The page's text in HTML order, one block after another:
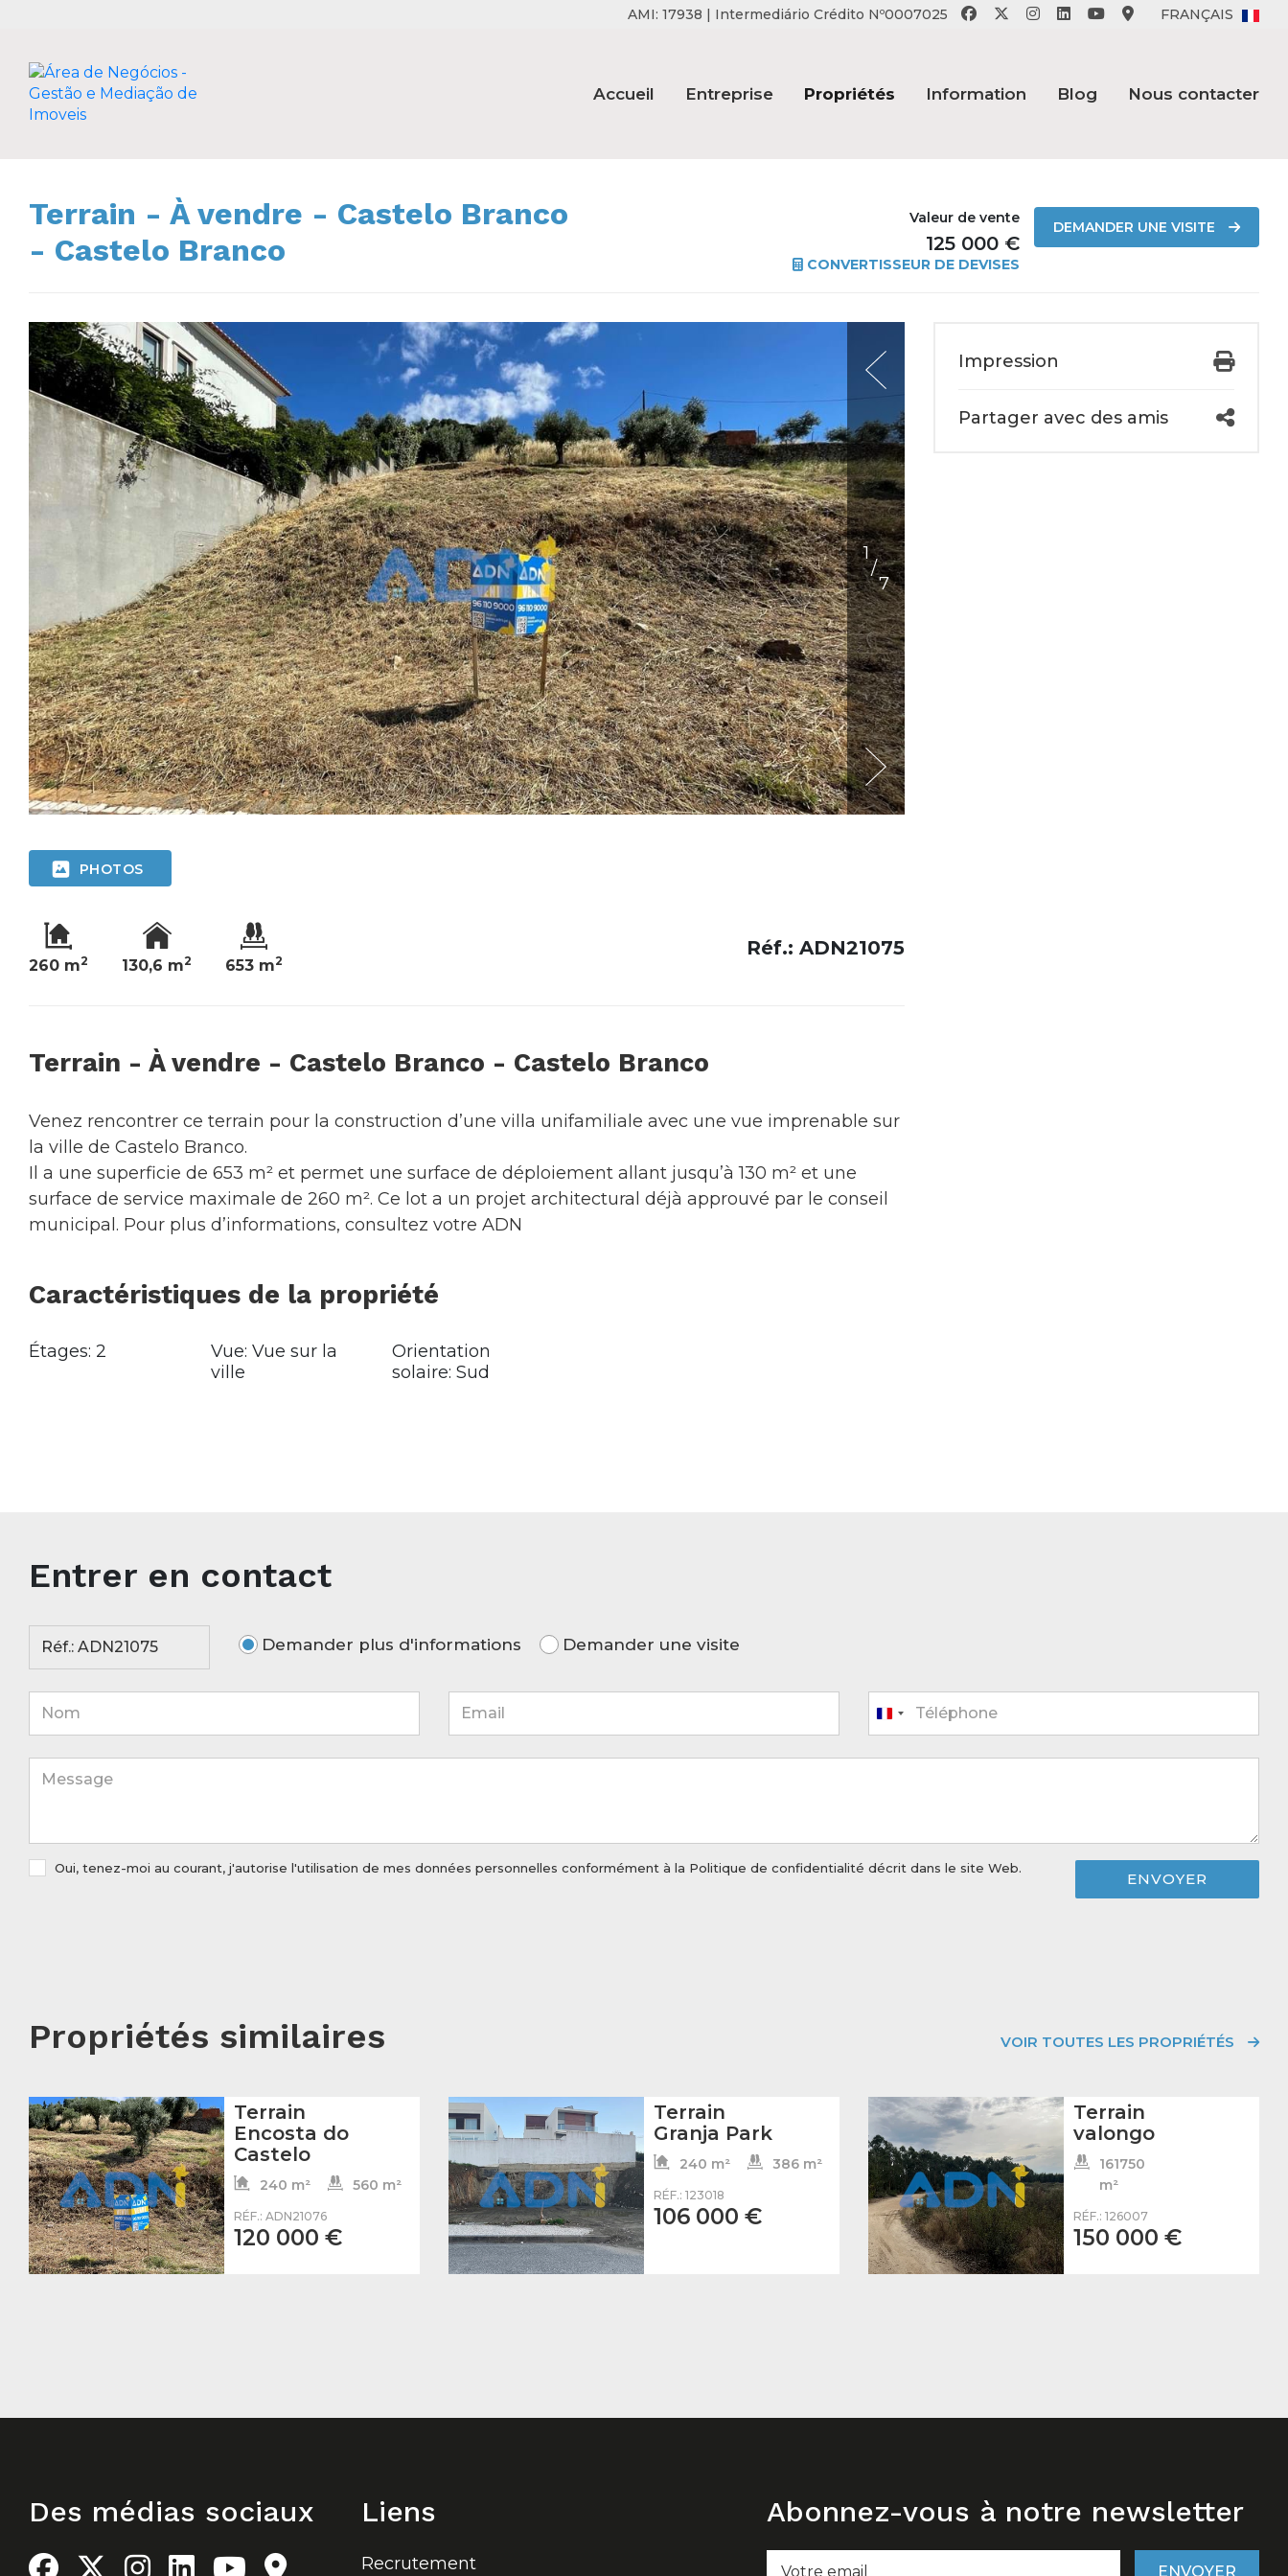
AMI: 17938 | Intermediário Crédito Nº0007025 FRANÇAIS
Accueil Entreprise Propriétés Information Blog Nous contacter
Terrain - À vendre - Castelo Branco
- Castelo Branco
Valeur de vente
125 000 €
CONVERTISSEUR DE DEVISES
DEMANDER UNE VISITE
1
/
7
PHOTOS
260 m2 130,6 m2 653 m2
Réf.: ADN21075
Terrain - À vendre - Castelo Branco - Castelo Branco
Venez rencontrer ce terrain pour la construction d’une villa unifamiliale avec une vue imprenable sur
la ville de Castelo Branco.
Il a une superficie de 653 m² et permet une surface de déploiement allant jusqu’à 130 m² et une
surface de service maximale de 260 m². Ce lot a un projet architectural déjà approuvé par le conseil
municipal. Pour plus d’informations, consultez votre ADN
Caractéristiques de la propriété
Étages: 2
Vue: Vue sur la
ville
Orientation
solaire: Sud
Impression
Partager avec des amis
Entrer en contact
Réf.: ADN21075 Demander plus d'informations Demander une visite
France
+33
Oui, tenez-moi au courant, j'autorise l'utilisation de mes données personnelles conformément à la Politique de confidentialité décrit dans le site Web.
ENVOYER
Propriétés similaires VOIR TOUTES LES PROPRIÉTÉS
Terrain
Encosta do
Castelo
240 m² 560 m²
RÉF.: ADN21076
120 000 €
Terrain
Granja Park
240 m² 386 m²
RÉF.: 123018
106 000 €
Terrain
valongo
161750
m²
RÉF.: 126007
150 000 €
Des médias sociaux Liens
Recrutement
Abonnez-vous à notre newsletter
ENVOYER